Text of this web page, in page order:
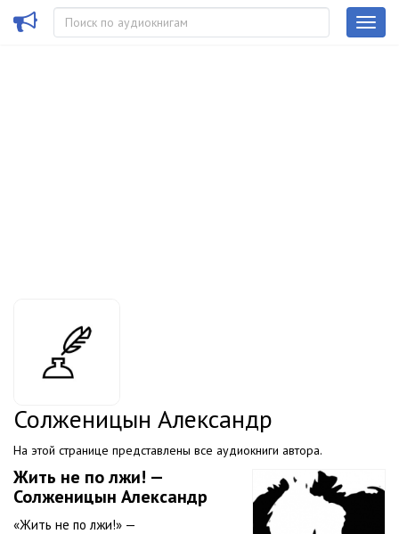
Солженицын Александр
На этой странице представлены все аудиокниги автора.
Жить не по лжи! —
Солженицын Александр
«Жить не по лжи!» —